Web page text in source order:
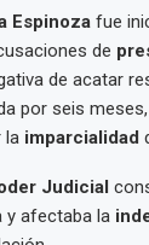
Espinoza fue
de
de acatar
por seis
la imparcialidad
Judicial
y afectaba la